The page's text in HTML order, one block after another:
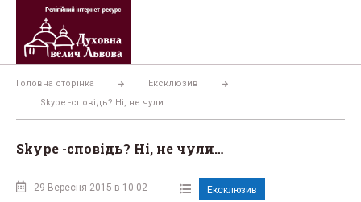
Перейти
вмісту
Головна сторінка
Ексклюзив
Skype -сповідь? Ні, не чули…
Skype -сповідь? Ні, не чули…
29 Вересня 2015 в 10:02 Ексклюзив